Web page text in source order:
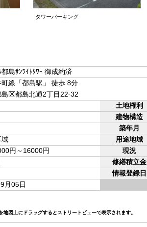
タワーパーキング
都島ｻﾝﾗｲﾄﾀﾜｰ 御成約済
線「都島駅」 徒歩 8分
島区都島北通2丁目22-32
土地権利
建物構造
築年月
域 用途地域
円～16000円 現況
修繕積立金
情報登録日
月05日
地図上にドラッグするとストリートビューで表示されます。